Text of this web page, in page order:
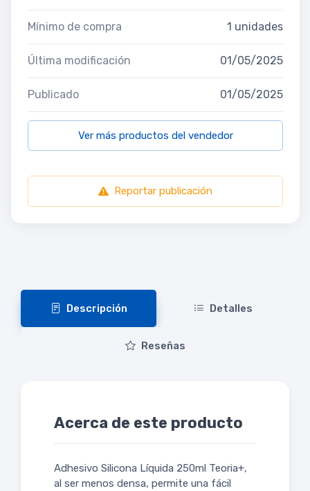
Mínimo de compra 1 unidades
Última modificación 01/05/2025
Publicado 01/05/2025
Ver más productos del vendedor
Reportar publicación
Descripción Detalles
Reseñas
Acerca de este producto
Adhesivo Silicona Líquida 250ml Teoria+,
al ser menos densa, permite una fácil